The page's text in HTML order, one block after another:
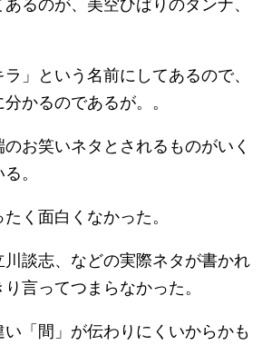
るのが、美空ひばりのダンナ、
」という名前にしてあるので、
かるのであるが。。
お笑いネタとされるものがいく
。
く面白くなかった。
談志、などの実際ネタが書かれ
言ってつまらなかった。
「間」が伝わりにくいからかも